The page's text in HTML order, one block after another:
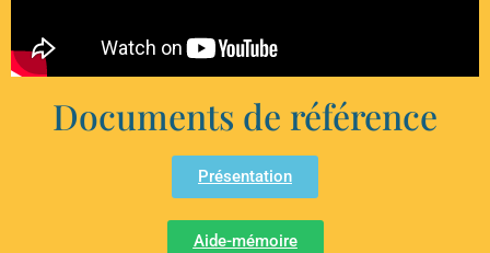
Documents de référence
Présentation
Aide-mémoire